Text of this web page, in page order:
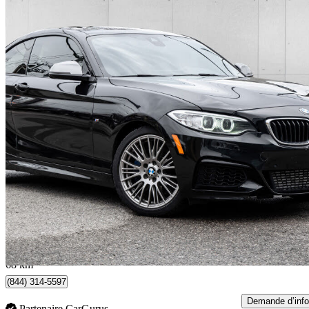
2016 BMW 2 Series
M235i xDrive Coupe AWD126 500 km
19 888 $ Affaire
349 $/mois env.
Toronto, ON
68 km
(844) 314-5597
Demande d’info